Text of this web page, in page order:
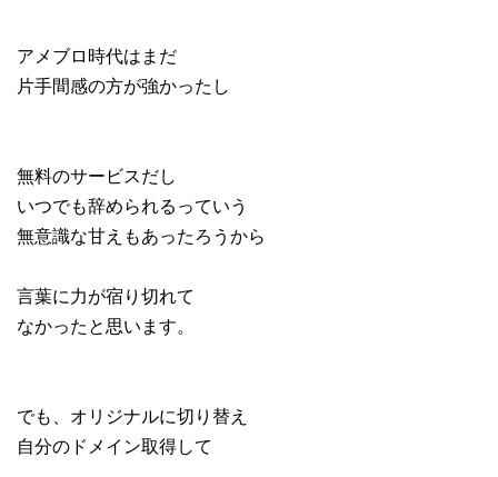
アメブロ時代はまだ
片手間感の方が強かったし
無料のサービスだし
いつでも辞められるっていう
無意識な甘えもあったろうから
言葉に力が宿り切れて
なかったと思います。
でも、オリジナルに切り替え
自分のドメイン取得して